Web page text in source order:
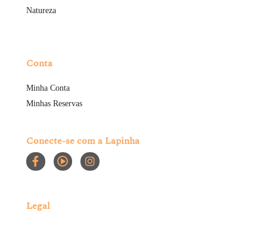
Natureza
Conta
Minha Conta
Minhas Reservas
Conecte-se com a Lapinha
Legal